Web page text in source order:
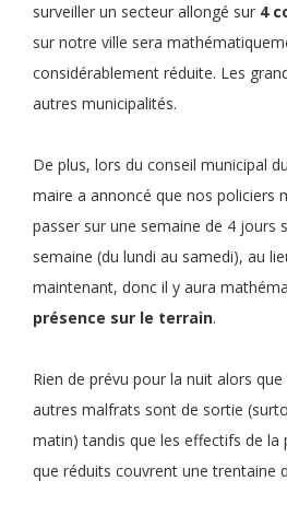
surveiller un secteur allongé sur 4
sur notre ville sera
considérablement réduite. Les
autres municipalités.
De plus, lors du conseil municipal
maire a annoncé que nos policiers
passer sur une semaine de 4 jours
semaine (du lundi au samedi), au
maintenant, donc il y aura
présence sur le terrain.
Rien de prévu pour la nuit alors
autres malfrats sont de sortie
matin) tandis que les effectifs de la
que réduits couvrent une trentaine